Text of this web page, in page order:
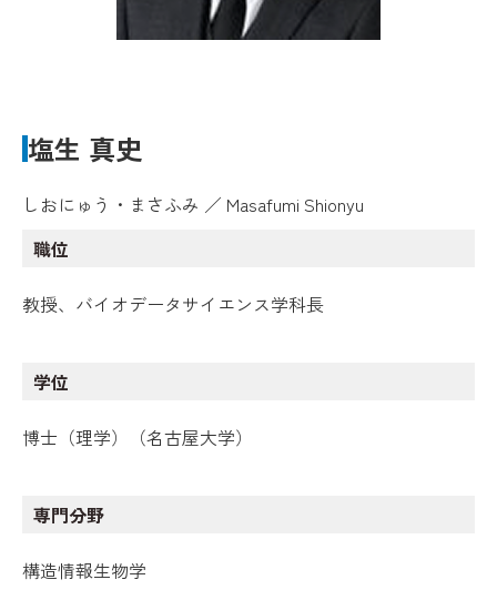
塩生 真史
しおにゅう・まさふみ ／ Masafumi Shionyu
職位
教授、バイオデータサイエンス学科長
学位
博士（理学）（名古屋大学）
専門分野
構造情報生物学